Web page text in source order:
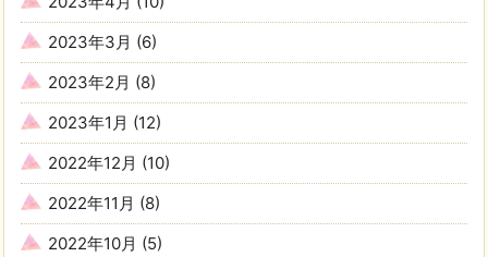
2023年3月 (6)
2023年2月 (8)
2023年1月 (12)
2022年12月 (10)
2022年11月 (8)
2022年10月 (5)